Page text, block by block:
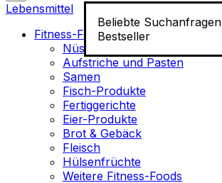
Beliebte Suchanfragen
Bestseller
Lebensmittel
Fitness-Food
Nüsse
Aufstriche und Pasten
Samen
Fisch-Produkte
Fertiggerichte
Eier-Produkte
Brot & Gebäck
Fleisch
Hülsenfrüchte
Weitere Fitness-Foods